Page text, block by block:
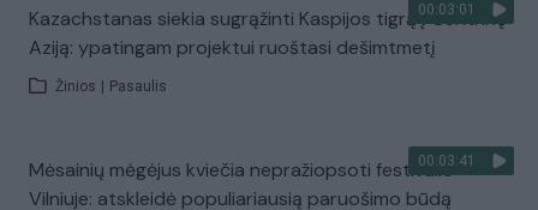
00:03:01
Kazachstanas siekia sugrąžinti Kaspijos tigrą į Centrinę
Aziją: ypatingam projektui ruoštasi dešimtmetį
Žinios Pasaulis
00:03:41
Mėsainių mėgėjus kviečia nepražiopsoti festivalio
Vilniuje: atskleidė populiariausią paruošimo būdą